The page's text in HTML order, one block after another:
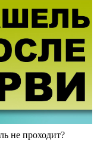
проходит?